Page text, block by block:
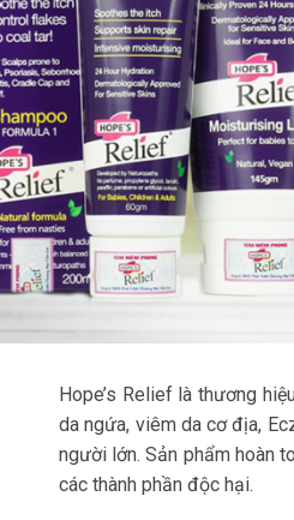
Hope’s Relief là thương
da ngứa, viêm da cơ địa,
người lớn. Sản phẩm hoàn
các thành phần độc hại.